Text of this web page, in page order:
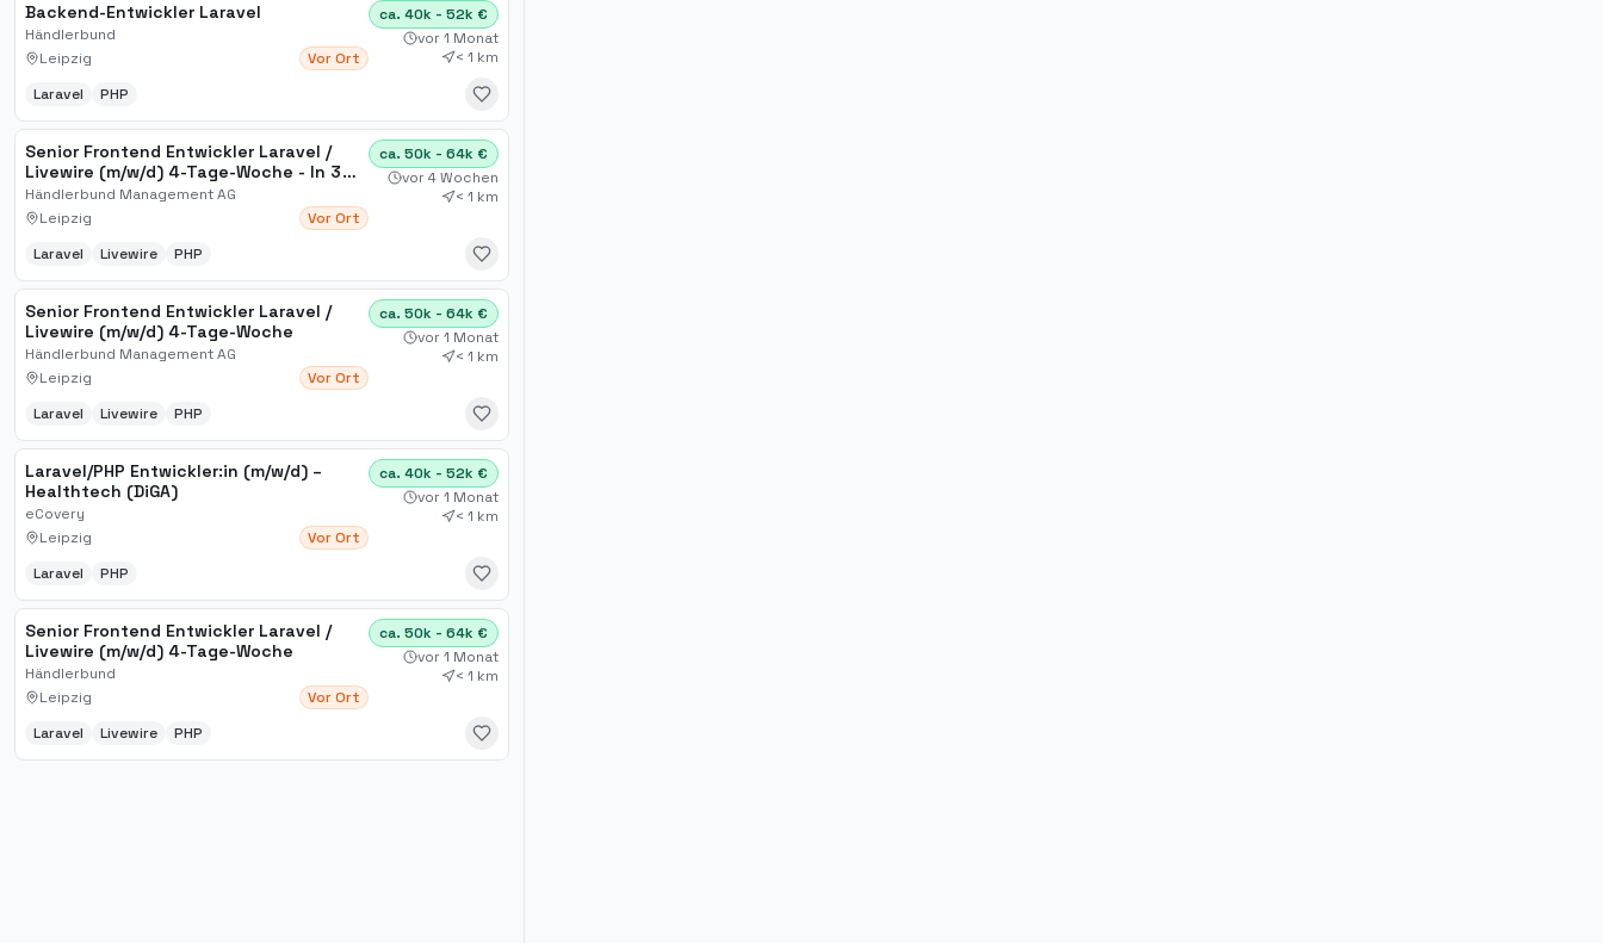
Backend-Entwickler Laravel
Händlerbund
Leipzig
Vor Ort
ca. 40k - 52k €
vor 1 Monat
< 1 km
Laravel
PHP
Senior Frontend Entwickler Laravel /
Livewire (m/w/d) 4-Tage-Woche - In 3
Minuten erfolgreich bewerb
Händlerbund Management AG
Leipzig
Vor Ort
ca. 50k - 64k €
vor 4 Wochen
< 1 km
Laravel Livewire PHP
Senior Frontend Entwickler Laravel /
Livewire (m/w/d) 4-Tage-Woche
Händlerbund Management AG
Leipzig
Vor Ort
ca. 50k - 64k €
vor 1 Monat
< 1 km
Laravel Livewire PHP
Laravel/PHP Entwickler:in (m/w/d) –
Healthtech (DiGA)
eCovery
Leipzig
Vor Ort
ca. 40k - 52k €
vor 1 Monat
< 1 km
Laravel PHP
Senior Frontend Entwickler Laravel /
Livewire (m/w/d) 4-Tage-Woche
Händlerbund
Leipzig
Vor Ort
ca. 50k - 64k €
vor 1 Monat
< 1 km
Laravel Livewire PHP